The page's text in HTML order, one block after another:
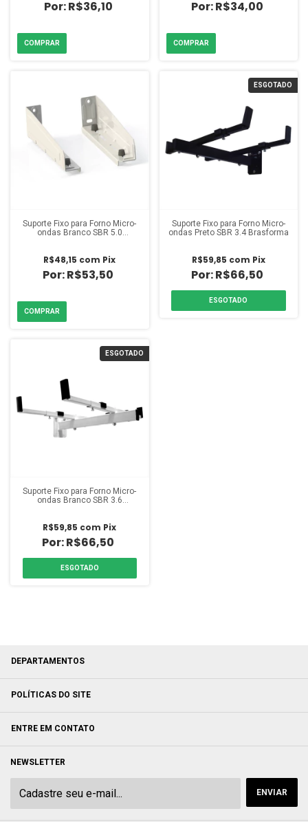
R$36,10 R$34,00
Suporte Fixo para Forno Micro-
ondas Branco SBR 5.0
R$53,50
R$48,15 com Pix
ESGOTADO
Suporte Fixo para Forno Micro-
ondas Preto SBR 3.4 Brasforma
R$66,50
R$59,85 com Pix
ESGOTADO
ESGOTADO
Suporte Fixo para Forno Micro-
ondas Branco SBR 3.6
R$66,50
R$59,85 com Pix
ESGOTADO
DEPARTAMENTOS
POLÍTICAS DO SITE
ENTRE EM CONTATO
NEWSLETTER